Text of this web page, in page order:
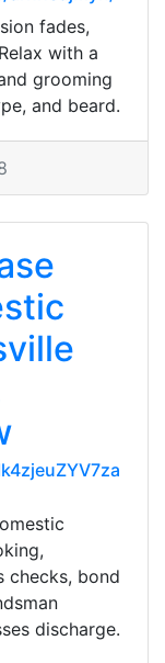
fades,
with a
grooming
and beard.
checks, bond
discharge.